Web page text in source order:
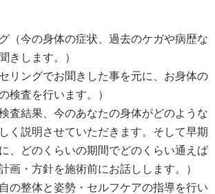
（今の身体の症状、過去のケガや病歴な
きします。）
リングでお聞きした事を元に、お身体の
検査を行います。）
査結果、今のあなたの身体がどのような
く説明させていただきます。そして早期
、どのくらいの期間でどのくらい通えば
画・方針を施術前にお話しします。）
の整体と姿勢・セルフケアの指導を行い